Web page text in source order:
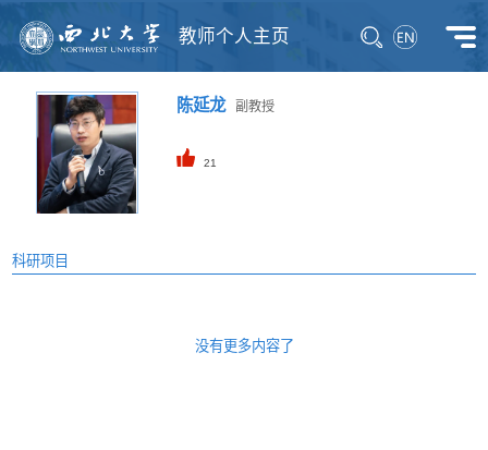
教师个人主页
陈延龙副教授
21
科研项目
没有更多内容了